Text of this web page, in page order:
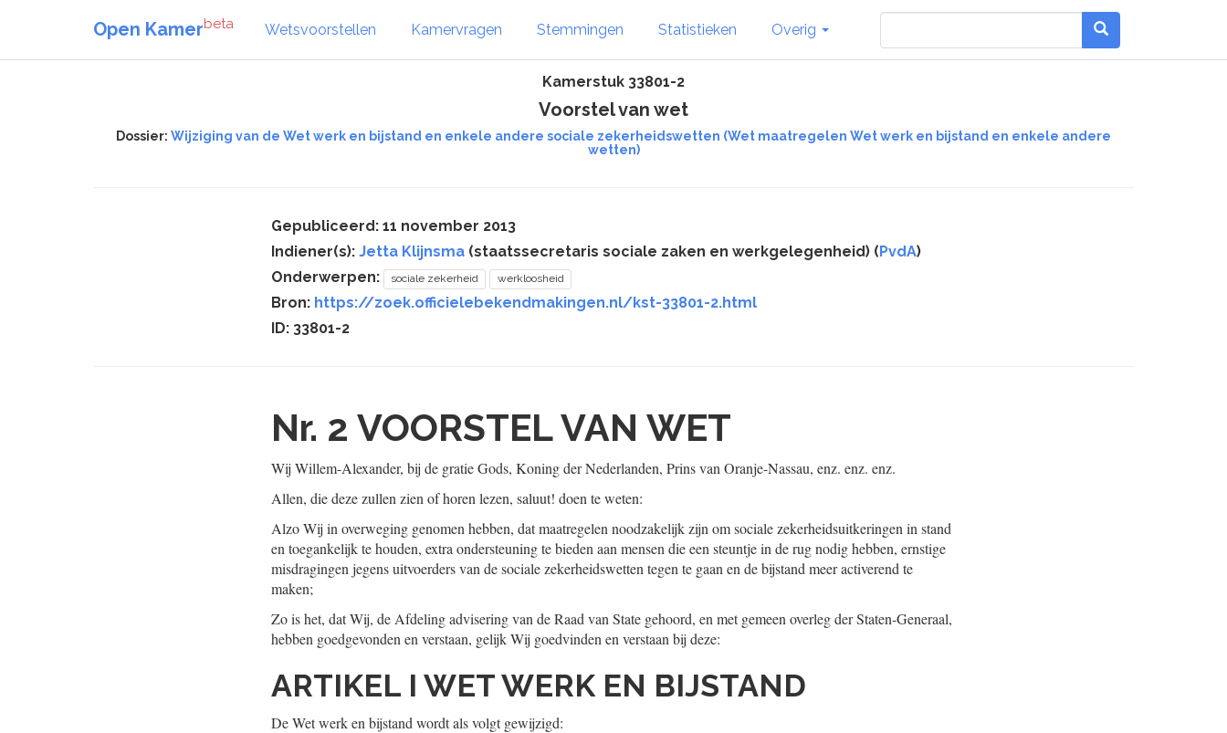
Open Kamerbeta Wetsvoorstellen Kamervragen Stemmingen Statistieken Overig
Kamerstuk 33801-2
Voorstel van wet
Dossier: Wijziging van de Wet werk en bijstand en enkele andere sociale zekerheidswetten (Wet maatregelen Wet werk en bijstand en enkele andere
wetten)
Gepubliceerd: 11 november 2013
Indiener(s): Jetta Klijnsma (staatssecretaris sociale zaken en werkgelegenheid) (PvdA)
Onderwerpen:
sociale zekerheid werkloosheid
Bron: https://zoek.officielebekendmakingen.nl/kst-33801-2.html
ID: 33801-2
Nr. 2 VOORSTEL VAN WET
Wij Willem-Alexander, bij de gratie Gods, Koning der Nederlanden, Prins van Oranje-Nassau, enz. enz. enz.
Allen, die deze zullen zien of horen lezen, saluut! doen te weten:
Alzo Wij in overweging genomen hebben, dat maatregelen noodzakelijk zijn om sociale zekerheidsuitkeringen in stand
en toegankelijk te houden, extra ondersteuning te bieden aan mensen die een steuntje in de rug nodig hebben, ernstige
misdragingen jegens uitvoerders van de sociale zekerheidswetten tegen te gaan en de bijstand meer activerend te
maken;
Zo is het, dat Wij, de Afdeling advisering van de Raad van State gehoord, en met gemeen overleg der Staten-Generaal,
hebben goedgevonden en verstaan, gelijk Wij goedvinden en verstaan bij deze:
ARTIKEL I WET WERK EN BIJSTAND
De Wet werk en bijstand wordt als volgt gewijzigd: